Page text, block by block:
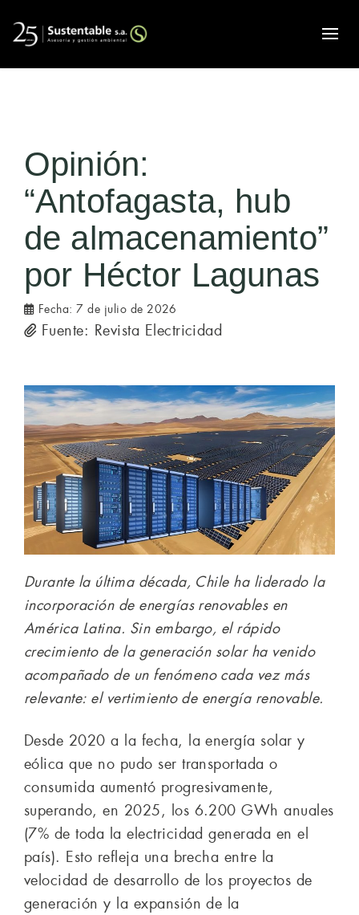
Opinión:
“Antofagasta, hub
de almacenamiento”
por Héctor Lagunas
Fecha:7 de julio de 2026
Fuente: Revista Electricidad
Durante la última década, Chile ha liderado la
incorporación de energías renovables en
América Latina. Sin embargo, el rápido
crecimiento de la generación solar ha venido
acompañado de un fenómeno cada vez más
relevante: el vertimiento de energía renovable.
Desde 2020 a la fecha, la energía solar y
eólica que no pudo ser transportada o
consumida aumentó progresivamente,
superando, en 2025, los 6.200 GWh anuales
(7% de toda la electricidad generada en el
país). Esto refleja una brecha entre la
velocidad de desarrollo de los proyectos de
generación y la expansión de la